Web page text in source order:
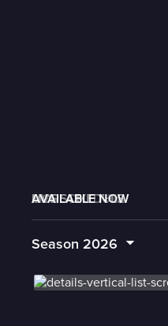
AVAILABLE NOW
MORE LIKE THIS
LIVE SCHEDULE
Season 2026